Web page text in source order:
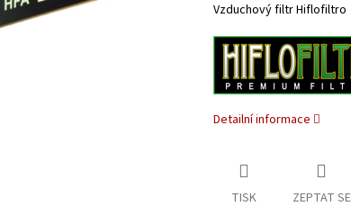
Vzduchový filtr Hiflofiltro
Detailní informace
TISK ZEPTAT SE